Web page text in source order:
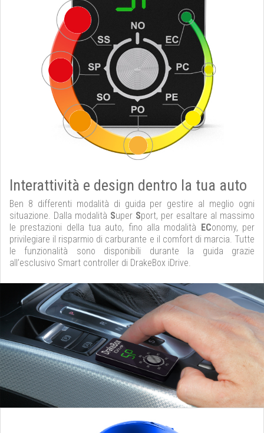
Interattività e design dentro la tua auto
Ben 8 differenti modalità di guida per gestire al meglio ogni
situazione. Dalla modalità Super Sport, per esaltare al massimo
le prestazioni della tua auto, fino alla modalità EConomy, per
privilegiare il risparmio di carburante e il comfort di marcia. Tutte
le funzionalità sono disponibili durante la guida grazie
all’esclusivo Smart controller di DrakeBox iDrive.